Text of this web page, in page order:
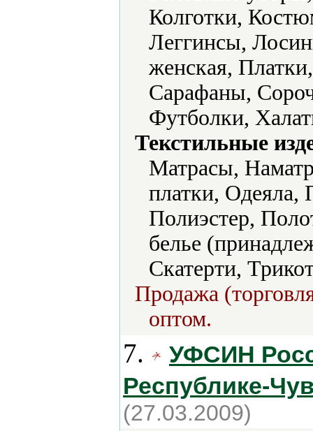
Колготки,
Леггинсы,
женская,
Сарафаны,
Футболки,
Текстильные
Матрасы,
платки,
Полиэстер,
белье
Скатерти,
Продажа
оптом.
7.
УФСИН
Республике-
(27.03.2009)